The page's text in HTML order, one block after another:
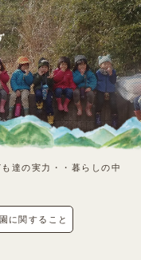
達の実力・・暮らしの中
に関すること